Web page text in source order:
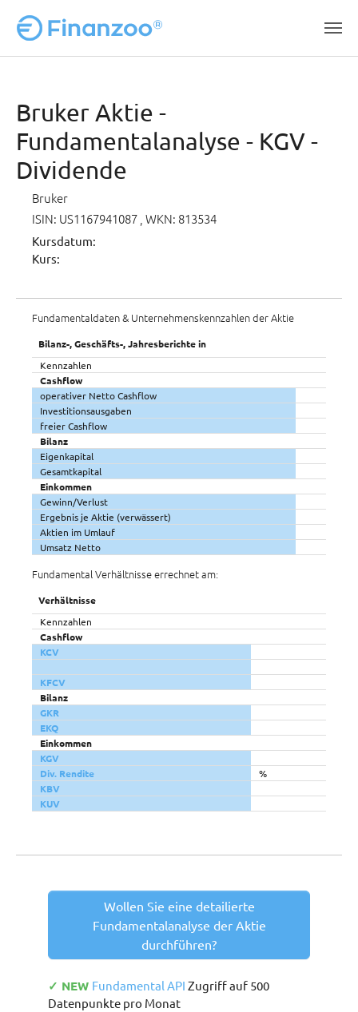
Bruker Aktie -
Fundamentalanalyse - KGV -
Dividende
Bruker
ISIN: US1167941087 , WKN: 813534
Kursdatum:
Kurs:
Fundamentaldaten & Unternehmenskennzahlen der Aktie
Bilanz-, Geschäfts-, Jahresberichte in
Kennzahlen
Cashflow
operativer Netto Cashflow
Investitionsausgaben
freier Cashflow
Bilanz
Eigenkapital
Gesamtkapital
Einkommen
Gewinn/Verlust
Ergebnis je Aktie (verwässert)
Aktien im Umlauf
Umsatz Netto
Fundamental Verhältnisse errechnet am:
Verhältnisse
Kennzahlen
Cashflow
KCV
KFCV
Bilanz
GKR
EKQ
Einkommen
KGV
Div. Rendite
%
KBV
KUV
Wollen Sie eine detailierte
Fundamentalanalyse der Aktie
durchführen?
✓ NEW Fundamental API Zugriff auf 500
Datenpunkte pro Monat